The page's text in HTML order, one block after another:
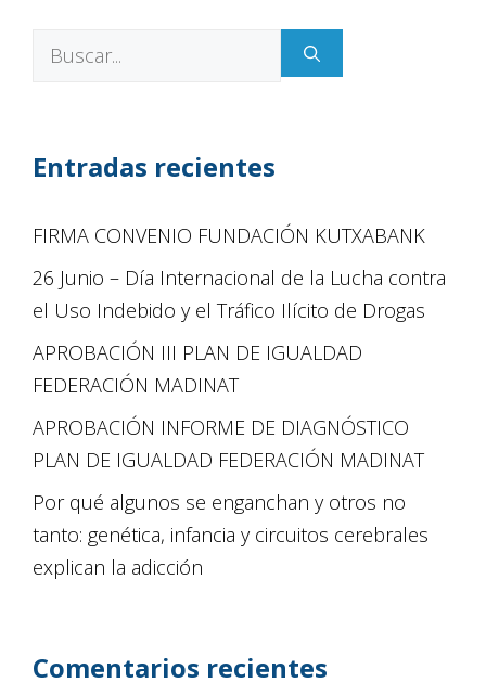
Entradas recientes
FIRMA CONVENIO FUNDACIÓN KUTXABANK
26 Junio – Día Internacional de la Lucha contra
el Uso Indebido y el Tráfico Ilícito de Drogas
APROBACIÓN III PLAN DE IGUALDAD
FEDERACIÓN MADINAT
APROBACIÓN INFORME DE DIAGNÓSTICO
PLAN DE IGUALDAD FEDERACIÓN MADINAT
Por qué algunos se enganchan y otros no
tanto: genética, infancia y circuitos cerebrales
explican la adicción
Comentarios recientes